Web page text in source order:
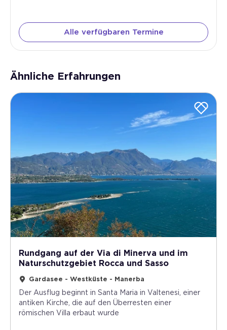
Alle verfügbaren Termine
Ähnliche Erfahrungen
Rundgang auf der Via di Minerva und im
Naturschutzgebiet Rocca und Sasso
Gardasee - Westküste - Manerba
Der Ausflug beginnt in Santa Maria in Valtenesi, einer
antiken Kirche, die auf den Überresten einer
römischen Villa erbaut wurde